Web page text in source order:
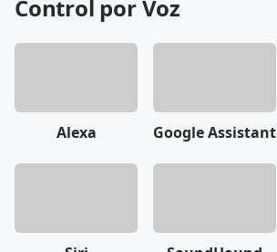
Control por Voz
Alexa Google Assistant